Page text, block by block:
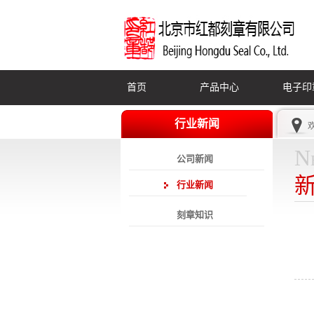
首页 产品中心 电子印
行业新闻
公司新闻
行业新闻
刻章知识